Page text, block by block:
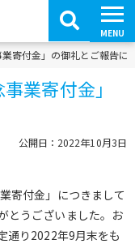
MENU
業寄付金」の御礼とご報告に
業寄付金」
公開日：2022年10月3日
寄付金」につきまして
とうございました。お
通り2022年9月末をも